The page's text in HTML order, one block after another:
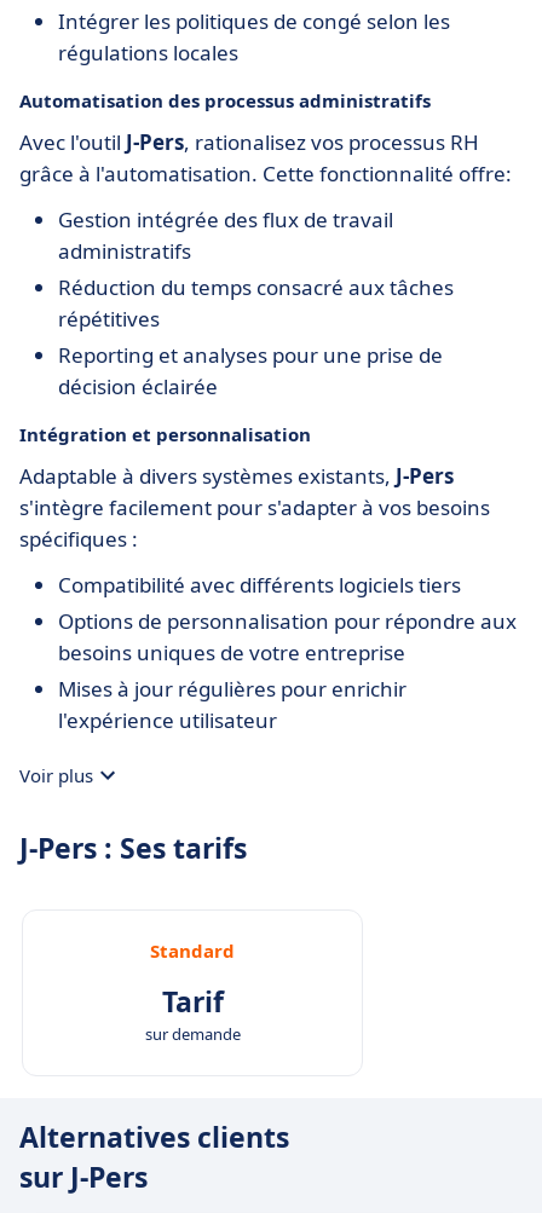
Intégrer les politiques de congé selon les
régulations locales
Automatisation des processus administratifs
Avec l'outil J-Pers, rationalisez vos processus RH
grâce à l'automatisation. Cette fonctionnalité offre:
Gestion intégrée des flux de travail
administratifs
Réduction du temps consacré aux tâches
répétitives
Reporting et analyses pour une prise de
décision éclairée
Intégration et personnalisation
Adaptable à divers systèmes existants, J-Pers
s'intègre facilement pour s'adapter à vos besoins
spécifiques :
Compatibilité avec différents logiciels tiers
Options de personnalisation pour répondre aux
besoins uniques de votre entreprise
Mises à jour régulières pour enrichir
l'expérience utilisateur
Voir plus
J-Pers : Ses tarifs
Standard
Tarif
sur demande
Alternatives clients
sur J-Pers